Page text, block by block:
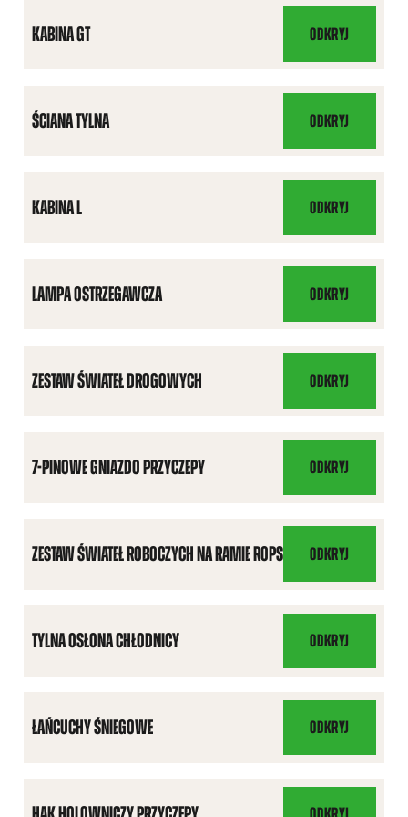
KABINA GT ODKRYJ
KABINA
GT
ŚCIANA TYLNA ODKRYJ
ŚCIANA
TYLNA
KABINA L ODKRYJ
KABINA
L
LAMPA OSTRZEGAWCZA ODKRYJ
LAMPA
OSTRZEGAWCZA
ZESTAW ŚWIATEŁ DROGOWYCH ODKRYJ
ZESTAW
ŚWIATEŁ
DROGOWYCH
7-PINOWE GNIAZDO PRZYCZEPY ODKRYJ
7-
PINOWE
GNIAZDO
PRZYCZEPY
ZESTAW ŚWIATEŁ ROBOCZYCH NA RAMIE ROPS ODKRYJ
ZESTAW
ŚWIATEŁ
ROBOCZYCH
NA
TYLNA OSŁONA CHŁODNICY ODKRYJ
TYLNA
OSŁONA
CHŁODNICY
ŁAŃCUCHY ŚNIEGOWE ODKRYJ
ŁAŃCUCHY
ŚNIEGOWE